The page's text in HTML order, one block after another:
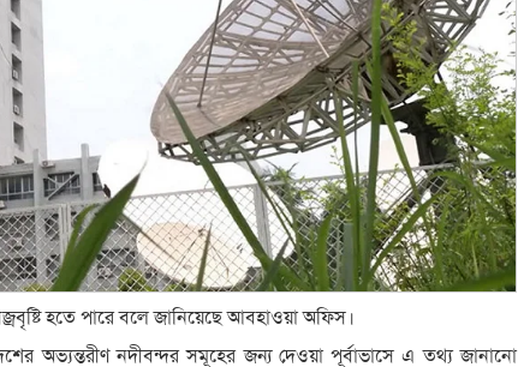
হতে পারে বলে জানিয়েছে আবহাওয়া অফিস।
অভ্যন্তরীণ নদীবন্দর সমূহের জন্য দেওয়া পূর্বাভাসে এ তথ্য জানানো